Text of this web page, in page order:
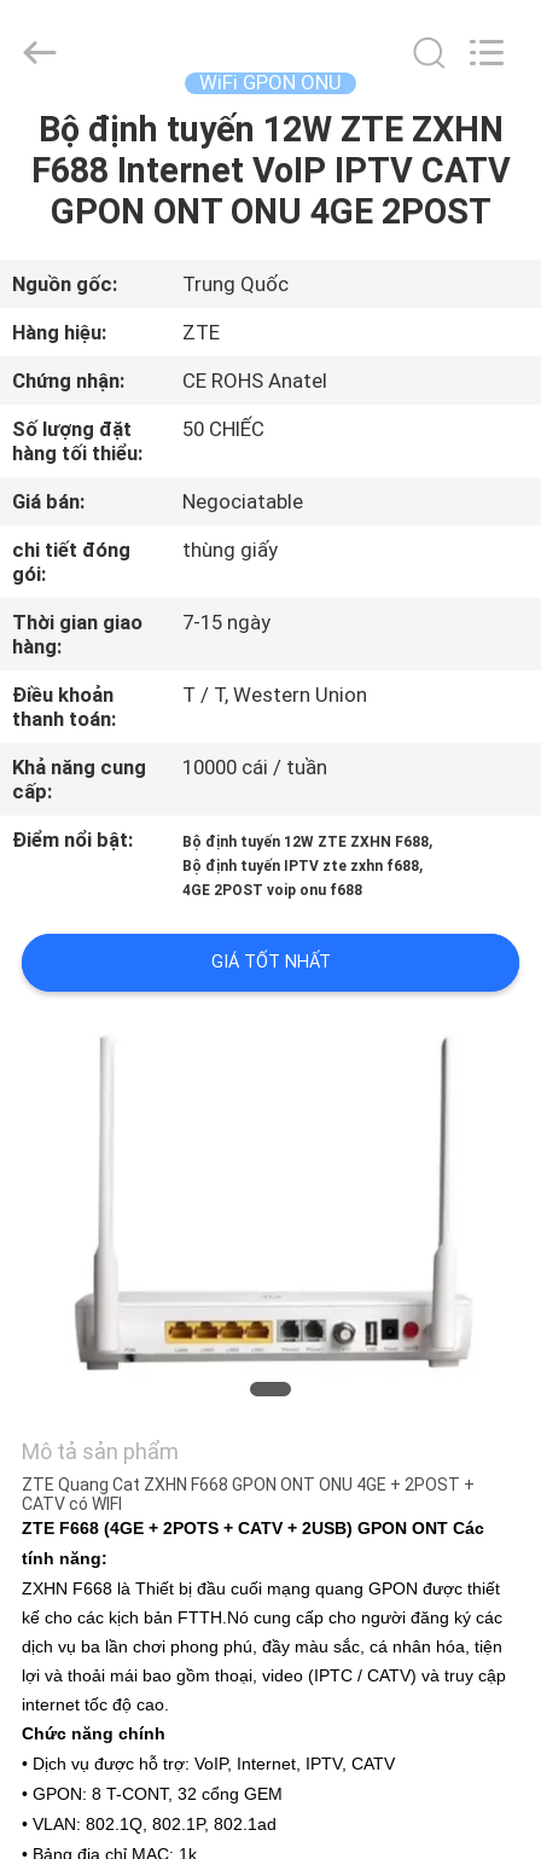
TRANG
CHỦ
SẢN
PHẨM
CHÚNG
TÔI
THAM
QUAN
NHÀ
MÁY
KIỂM
SOÁT
CHẤT
LIÊN
HỆ
CHÚNG
TRANG
WEB
PRIVACY
POLICY
LIMITED.
Reserved.
WiFi GPON ONU
Bộ định tuyến 12W ZTE ZXHN
F688 Internet VoIP IPTV CATV
GPON ONT ONU 4GE 2POST
Nguồn gốc:
Trung Quốc
Hàng hiệu:
ZTE
Chứng nhận:
CE ROHS Anatel
Số lượng đặt
hàng tối thiểu:
50 CHIẾC
Giá bán:
Negociatable
chi tiết đóng
gói:
thùng giấy
Thời gian giao
hàng:
7-15 ngày
Điều khoản
thanh toán:
T / T, Western Union
Khả năng cung
cấp:
10000 cái / tuần
Điểm nổi bật: Bộ định tuyến 12W ZTE ZXHN F688,
Bộ định tuyến IPTV zte zxhn f688,
4GE 2POST voip onu f688
GIÁ TỐT NHẤT
Mô tả sản phẩm
ZTE Quang Cat ZXHN F668 GPON ONT ONU 4GE + 2POST +
CATV có WIFI
ZTE F668 (4GE + 2POTS + CATV + 2USB) GPON ONT Các
tính năng:
ZXHN F668 là Thiết bị đầu cuối mạng quang GPON được thiết
kế cho các kịch bản FTTH.Nó cung cấp cho người đăng ký các
dịch vụ ba lần chơi phong phú, đầy màu sắc, cá nhân hóa, tiện
lợi và thoải mái bao gồm thoại, video (IPTC / CATV) và truy cập
internet tốc độ cao.
Chức năng chính
• Dịch vụ được hỗ trợ: VoIP, Internet, IPTV, CATV
• GPON: 8 T-CONT, 32 cổng GEM
• VLAN: 802.1Q, 802.1P, 802.1ad
• Bảng địa chỉ MAC: 1k